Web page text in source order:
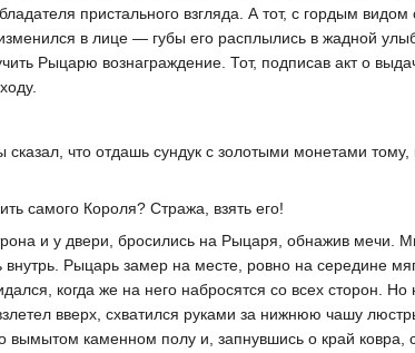
пристального взгляда. А тот, с гордым
в лице — губы его расплылись в жадной
Рыцарю вознаграждение. Тот, подписав акт о
что отдашь сундук с золотыми монетами тому,
самого Короля? Стража, взять его!
и у двери, бросились на Рыцаря, обнажив мечи.
Рыцарь замер на месте, ровно на середине
когда же на него набросятся со всех сторон.
вверх, схватился руками за нижнюю чашу
вымытом каменном полу и, запнувшись о край